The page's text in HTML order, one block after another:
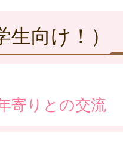
向け！）
寄りとの交流